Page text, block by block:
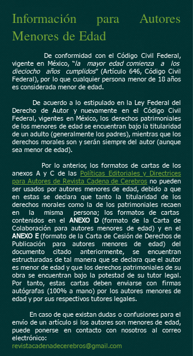
Información para Autores
Menores de Edad
De conformidad con el Código Civil Federal,
vigente en México, “la mayor edad comienza a los
dieciocho años cumplidos” (Artículo 646, Código Civil
Federal), por lo que cualquierpersona menor de 18 años
es considerada menor de edad.
De acuerdo a lo estipulado en la Ley Federal del
Derecho de Autor y nuevamente en el Código Civil
Federal, vigentes en México, los derechos patrimoniales
de los menores de edad se encuentran bajo la titularidad
de un adulto (generalmente los padres), mientras que los
derechos morales son y serán siempre del autor (aunque
sea menor de edad).
Por lo anterior, los formatos de cartas de los
anexos A y C de las
Políticas Editoriales y Directrices
para Autores de Revista Cadena de Cerebros no pueden
ser usados por autores menores de edad, debido a que
en estas se declara que tanto la titularidad de los
derechos morales como la de los patrimoniales recaen
en la misma persona; los formatos de cartas
contenidos en el ANEXO D(formato de la Carta de
Colaboración para autores menores de edad) y en el
ANEXO E(formato de la Carta de Cesión de Derechos de
Publicación para autores menores de edad) del
documento citado anteriormente, se encuentran
estructuradas de tal manera que se declara que el autor
es menor de edad y que los derechos patrimoniales de su
obra se encuentran bajo la potestad de su tutor legal.
Por tanto, estas cartas deben enviarse con firmas
autógrafas (100% a mano) por los autores menores de
edad y por sus respectivos tutores legales.
En caso de que existan dudas o confusiones para el
envío de un artículo si los autores son menores de edad,
puede ponerse en contacto con nosotros al correo
electrónico:
revistacadenadecerebros@gmail.com